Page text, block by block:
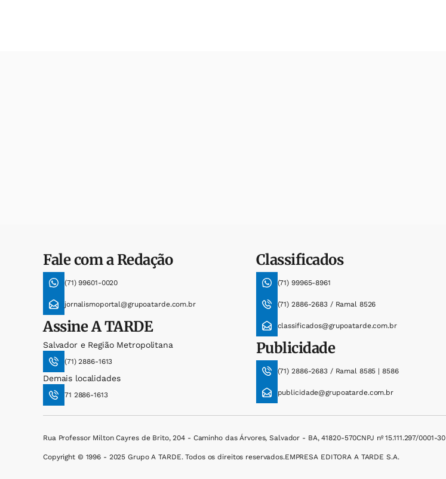
Fale com a Redação
(71) 99601-0020
jornalismoportal@grupoatarde.com.br
AssineA TARDE
Salvador e Região Metropolitana
(71) 2886-1613
Demais localidades
71 2886-1613
Classificados
(71) 99965-8961
(71) 2886-2683 / Ramal 8526
classificados@grupoatarde.com.br
Publicidade
(71) 2886-2683 / Ramal 8585 | 8586
publicidade@grupoatarde.com.br
Rua Professor Milton Cayres de Brito, 204 - Caminho das Árvores, Salvador - BA, 41820-570CNPJ nº 15.111.297/0001-30
Copyright © 1996 - 2025 Grupo A TARDE. Todos os direitos reservados.EMPRESA EDITORA A TARDE S.A.